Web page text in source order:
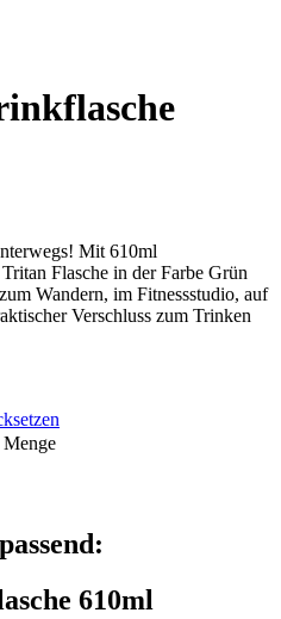
Mit 610ml
Flasche in der Farbe Grün
Wandern, im Fitnessstudio, auf
Verschluss zum Trinken
610ml